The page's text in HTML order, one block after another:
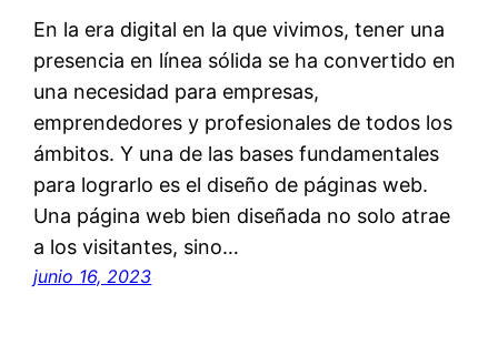
En la era digital en la que vivimos, tener una
presencia en línea sólida se ha convertido en
una necesidad para empresas,
emprendedores y profesionales de todos los
ámbitos. Y una de las bases fundamentales
para lograrlo es el diseño de páginas web.
Una página web bien diseñada no solo atrae
a los visitantes, sino…
junio 16, 2023